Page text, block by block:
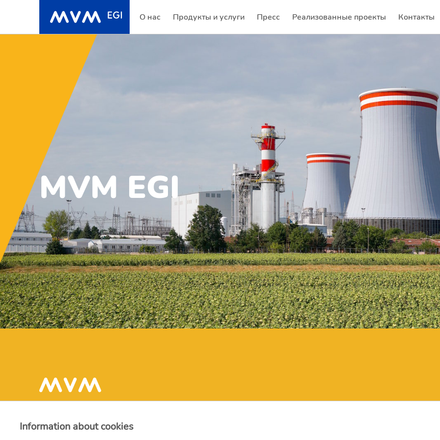
О нас Продукты и услуги Пресс
(current) Реализованные проекты
(current) Контакты
(current)
MVM EGI
Information about cookies